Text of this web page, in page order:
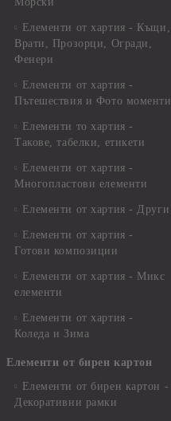
Елементи от хартия - Къщи,
Врати, Прозорци, Огради,
Фенери
Елементи от хартия -
Пътешествия и Фото моменти
Елементи то хартия -
Такове, табелки, етикети
Елементи от хартия -
Многопластови елементи
Елементи от хартия - Други
Елементи от хартия -
Готови композиции
Елементи от хартия - Микс
елементи
Елементи от хартия -
Коледа и Зима
Елементи от бирен картон
Елементи от бирен картон -
Декоративни рамки